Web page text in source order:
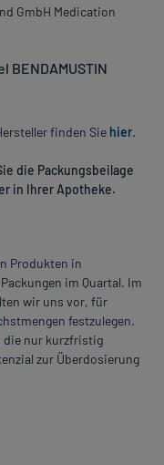
GmbH Medication
finden Sie hier.
die Packungsbeilage
in Ihrer Apotheke.
Produkten in
im Quartal. Im
wir uns vor, für
festzulegen.
die nur kurzfristig
zur Überdosierung